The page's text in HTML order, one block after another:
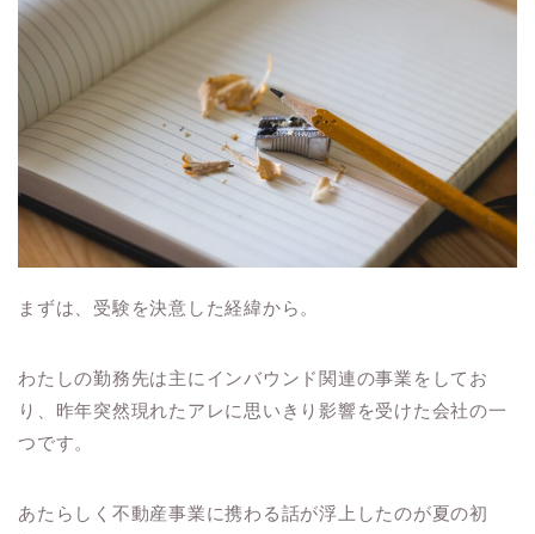
まずは、受験を決意した経緯から。
わたしの勤務先は主にインバウンド関連の事業をしてお
り、昨年突然現れたアレに思いきり影響を受けた会社の一
つです。
あたらしく不動産事業に携わる話が浮上したのが夏の初